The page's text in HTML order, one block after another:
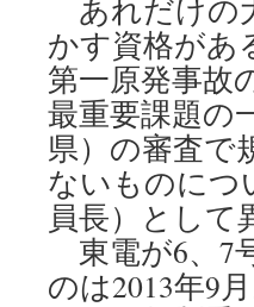
あれだけの
かす資格があ
第一原発事故
最重要課題の
県）の審査で
ないものにつ
員長）として
東電が6、7
のは2013年9